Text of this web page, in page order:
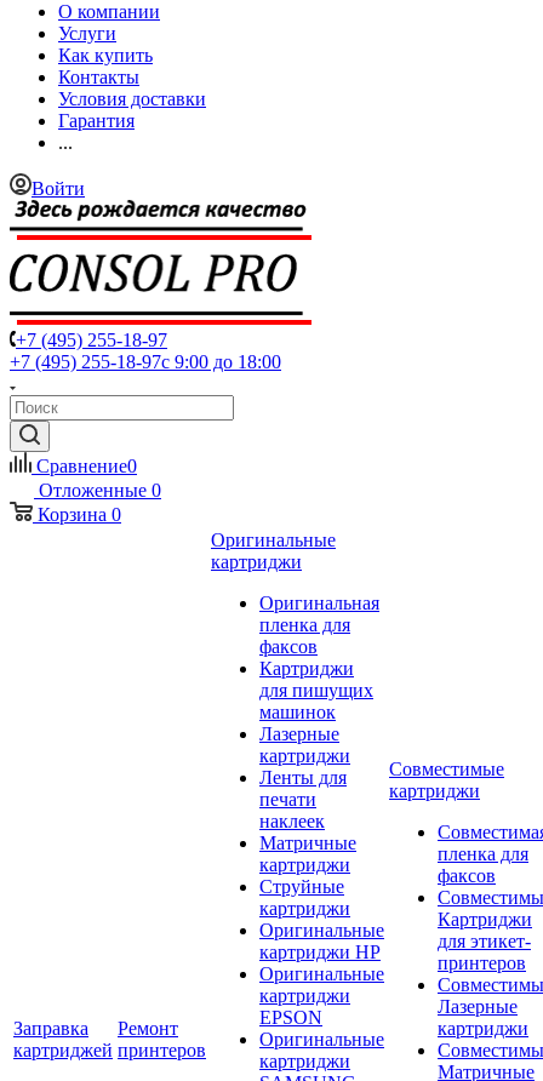
О компании
Услуги
Как купить
Контакты
Условия доставки
Гарантия
...
Войти
+7 (495) 255-18-97
+7 (495) 255-18-97с 9:00 до 18:00
Сравнение0
Отложенные 0
Корзина 0
Заправка
картриджей
Ремонт
принтеров
Оригинальные
картриджи
Оригинальная
пленка для
факсов
Картриджи
для пишущих
машинок
Лазерные
картриджи
Ленты для
печати
наклеек
Матричные
картриджи
Струйные
картриджи
Оригинальные
картриджи HP
Оригинальные
картриджи
EPSON
Оригинальные
картриджи
Совместимые
картриджи
пленка для
факсов
Картриджи
для этикет-
принтеров
Лазерные
картриджи
Матричные